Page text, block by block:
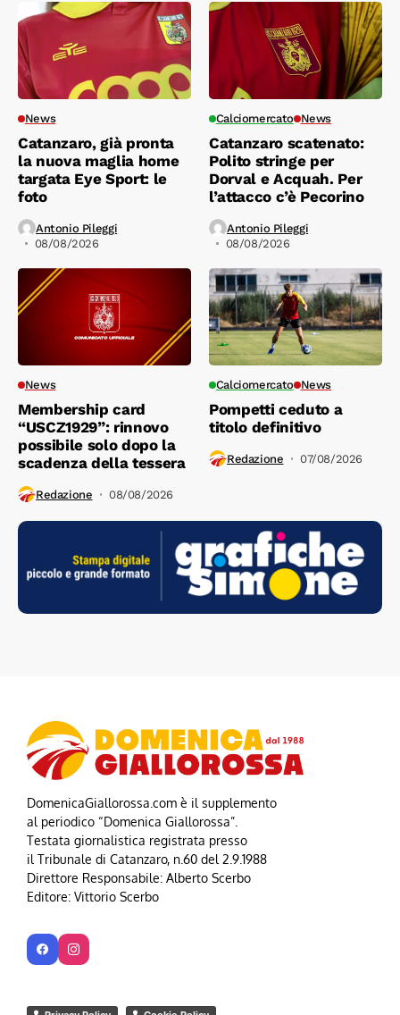
News
Catanzaro, già pronta
la nuova maglia home
targata Eye Sport: le
foto
Antonio Pileggi
08/08/2026
Calciomercato News
Catanzaro scatenato:
Polito stringe per
Dorval e Acquah. Per
l’attacco c’è Pecorino
Antonio Pileggi
08/08/2026
News
Membership card
“USCZ1929”: rinnovo
possibile solo dopo la
scadenza della tessera
Redazione 08/08/2026
Calciomercato News
Pompetti ceduto a
titolo definitivo
Redazione 07/08/2026
DomenicaGiallorossa.com è il supplemento
al periodico “Domenica Giallorossa”.
Testata giornalistica registrata presso
il Tribunale di Catanzaro, n.60 del 2.9.1988
Direttore Responsabile: Alberto Scerbo
Editore: Vittorio Scerbo